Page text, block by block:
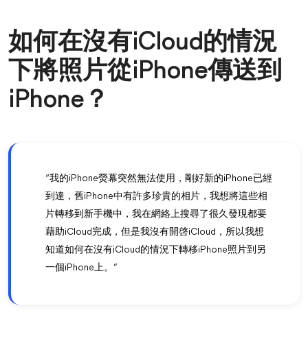
如何在沒有iCloud的情況
下將照片從iPhone傳送到
iPhone？
“我的iPhone熒幕突然無法使用，剛好新的iPhone已經
到達，舊iPhone中有許多珍貴的相片，我想將這些相
片轉移到新手機中，我在網絡上搜尋了很久發現都要
藉助iCloud完成，但是我沒有開啓iCloud，所以我想
知道如何在沒有iCloud的情況下轉移iPhone照片到另
一個iPhone上。”